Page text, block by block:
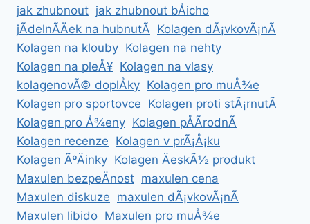
jak zhubnout jak zhubnout bÅicho
jÃ­delnÃ­Äek na hubnutÃ­ Kolagen dÃ¡vkovÃ¡nÃ­
Kolagen na klouby Kolagen na nehty
Kolagen na pleÅ¥ Kolagen na vlasy
kolagenovÃ© doplÅky Kolagen pro muÅ¾e
Kolagen pro sportovce Kolagen proti stÃ¡rnutÃ­
Kolagen pro Å¾eny Kolagen pÅÃ­rodnÃ­
Kolagen recenze Kolagen v prÃ¡Å¡ku
Kolagen ÃºÄinky Kolagen ÄeskÃ½ produkt
Maxulen bezpeÄnost maxulen cena
Maxulen diskuze maxulen dÃ¡vkovÃ¡nÃ­
Maxulen libido Maxulen pro muÅ¾e